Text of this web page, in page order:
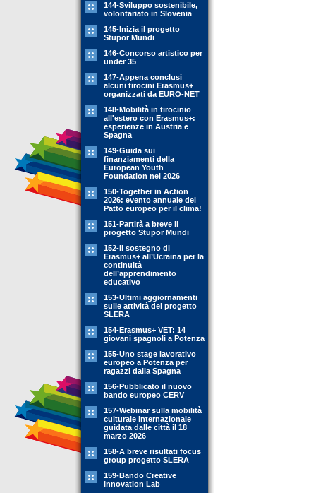
144-Sviluppo sostenibile,
volontariato in Slovenia
145-Inizia il progetto
Stupor Mundi
146-Concorso artistico per
under 35
147-Appena conclusi
alcuni tirocini Erasmus+
organizzati da EURO-NET
148-Mobilità in tirocinio
all'estero con Erasmus+:
esperienze in Austria e
Spagna
149-Guida sui
finanziamenti della
European Youth
Foundation nel 2026
150-Together in Action
2026: evento annuale del
Patto europeo per il clima!
151-Partirà a breve il
progetto Stupor Mundi
152-Il sostegno di
Erasmus+ all’Ucraina per la
continuità
dell’apprendimento
educativo
153-Ultimi aggiornamenti
sulle attività del progetto
SLERA
154-Erasmus+ VET: 14
giovani spagnoli a Potenza
155-Uno stage lavorativo
europeo a Potenza per
ragazzi dalla Spagna
156-Pubblicato il nuovo
bando europeo CERV
157-Webinar sulla mobilità
culturale internazionale
guidata dalle città il 18
marzo 2026
158-A breve risultati focus
group progetto SLERA
159-Bando Creative
Innovation Lab